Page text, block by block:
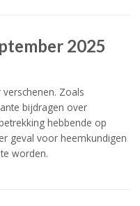
2025
Zoals
bijdragen over
hebbende op
geval voor heemkundigen
worden.